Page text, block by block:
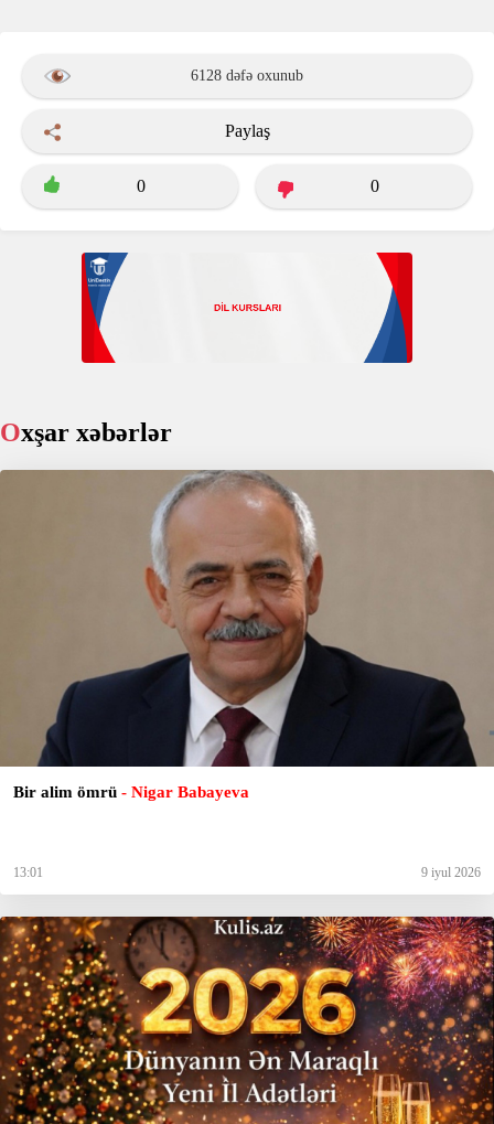
6128 dəfə oxunub
Paylaş
0 0
Oxşar xəbərlər
Bir alim ömrü - Nigar Babayeva
13:01 9 iyul 2026